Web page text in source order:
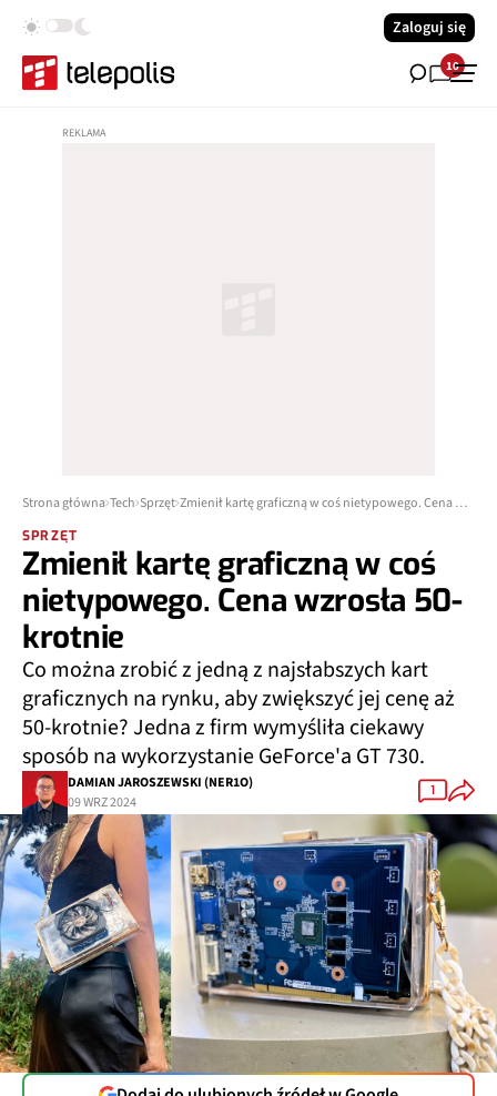
Zaloguj się
10
Strona główna Tech Sprzęt Zmienił kartę graficzną w coś nietypowego. Cena wzrosła 50-krotnie
SPRZĘT
Zmienił kartę graficzną w coś
nietypowego. Cena wzrosła 50-
krotnie
Co można zrobić z jedną z najsłabszych kart
graficznych na rynku, aby zwiększyć jej cenę aż
50-krotnie? Jedna z firm wymyśliła ciekawy
sposób na wykorzystanie GeForce'a GT 730.
DAMIAN JAROSZEWSKI (NER1O)
09 WRZ 2024
1